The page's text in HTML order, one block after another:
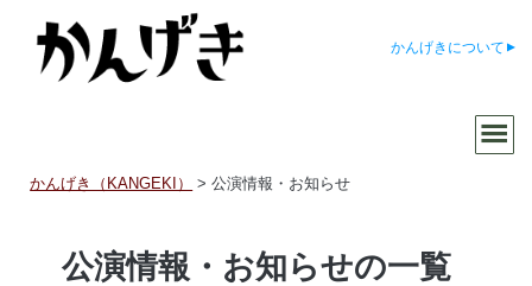
かんげきについて
かんげき（KANGEKI） >公演情報・お知らせ
公演情報・お知らせの一覧